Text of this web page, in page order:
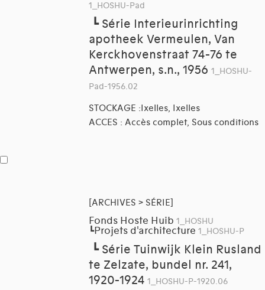
1_HOSHU-Pad
┗ Série Interieurinrichting
apotheek Vermeulen, Van
Kerckhovenstraat 74-76 te
Antwerpen, s.n., 1956 1_HOSHU-
Pad-1956.02
STOCKAGE :Ixelles, Ixelles
ACCES : Accès complet, Sous conditions
[ARCHIVES > SÉRIE]
Fonds Hoste Huib 1_HOSHU
┗Projets d'architecture 1_HOSHU-P
┗ Série Tuinwijk Klein Rusland
te Zelzate, bundel nr. 241,
1920-1924 1_HOSHU-P-1920.06